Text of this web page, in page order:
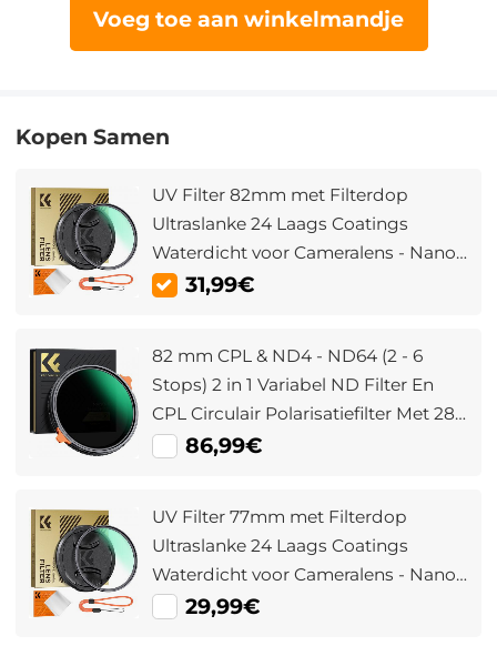
Voeg toe aan winkelmandje
Kopen Samen
UV Filter 82mm met Filterdop
Ultraslanke 24 Laags Coatings
Waterdicht voor Cameralens - Nano
Dazzle Serie
31,99€
82 mm CPL & ND4 - ND64 (2 - 6
Stops) 2 in 1 Variabel ND Filter En
CPL Circulair Polarisatiefilter Met 28
Lagen Antireflecterende Groene Film
86,99€
UV Filter 77mm met Filterdop
Ultraslanke 24 Laags Coatings
Waterdicht voor Cameralens - Nano
Dazzle Serie
29,99€